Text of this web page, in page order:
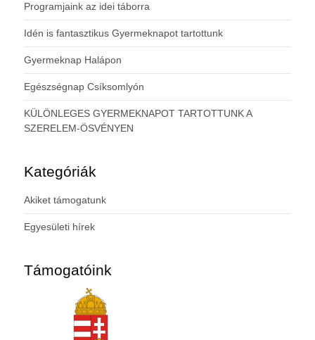
Programjaink az idei táborra
Idén is fantasztikus Gyermeknapot tartottunk
Gyermeknap Halápon
Egészségnap Csíksomlyón
KÜLÖNLEGES GYERMEKNAPOT TARTOTTUNK A
SZERELEM-ÖSVÉNYEN
Kategóriák
Akiket támogatunk
Egyesületi hírek
Támogatóink